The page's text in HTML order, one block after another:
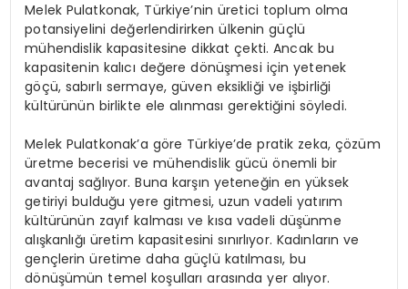
Melek Pulatkonak, Türkiye’nin üretici toplum olma
potansiyelini değerlendirirken ülkenin güçlü
mühendislik kapasitesine dikkat çekti. Ancak bu
kapasitenin kalıcı değere dönüşmesi için yetenek
göçü, sabırlı sermaye, güven eksikliği ve işbirliği
kültürünün birlikte ele alınması gerektiğini söyledi.
Melek Pulatkonak’a göre Türkiye’de pratik zeka, çözüm
üretme becerisi ve mühendislik gücü önemli bir
avantaj sağlıyor. Buna karşın yeteneğin en yüksek
getiriyi bulduğu yere gitmesi, uzun vadeli yatırım
kültürünün zayıf kalması ve kısa vadeli düşünme
alışkanlığı üretim kapasitesini sınırlıyor. Kadınların ve
gençlerin üretime daha güçlü katılması, bu
dönüşümün temel koşulları arasında yer alıyor.